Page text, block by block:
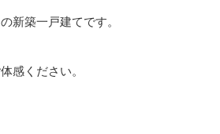
新築一戸建てです。
感ください。